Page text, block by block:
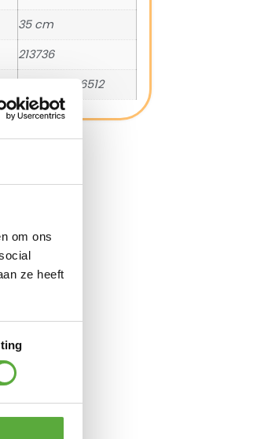
om ons
ze heeft
35 cm
213736
8720087006512